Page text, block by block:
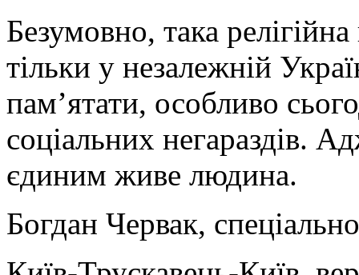
Безумовно, така
тільки у незалежній
пам’ятати, особливо
соціальних негараздів.
єдиним живе людина.
Богдан Червак,